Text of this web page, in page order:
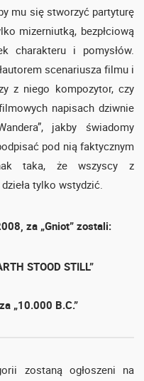
mu się stworzyć partyturę
mizerniutką, bezpłciową
charakteru i pomysłów.
scenariusza filmu i
z niego kompozytor, czy
napisach dziwnie
jakby świadomy
pod nią faktycznym
taka, że wszyscy z
tylko wstydzić.
za „Gniot” zostali:
STOOD STILL”
„10.000 B.C.”
zostaną ogłoszeni na